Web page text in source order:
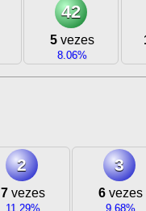
42
5vezes
8.06%
2
7 vezes
11.29%
3
6 vezes
9.68%